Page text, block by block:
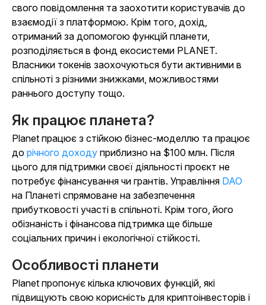
свого повідомлення та заохотити користувачів до
взаємодії з платформою. Крім того, дохід,
отриманий за допомогою функцій планети,
розподіляється в фонд екосистеми PLANET.
Власники токенів заохочуються бути активними в
спільноті з різними знижками, можливостями
раннього доступу тощо.
Як працює планета?
Planet працює з стійкою бізнес-моделлю та працює
до річного доходу приблизно на $100 млн. Після
цього для підтримки своєї діяльності проєкт не
потребує фінансування чи грантів. Управління DAO
на Планеті спрямоване на забезпечення
прибутковості участі в спільноті. Крім того, його
обізнаність і фінансова підтримка ще більше
соціальних причин і екологічної стійкості.
Особливості планети
Planet пропонує кілька ключових функцій, які
підвищують свою корисність для криптоінвесторів і